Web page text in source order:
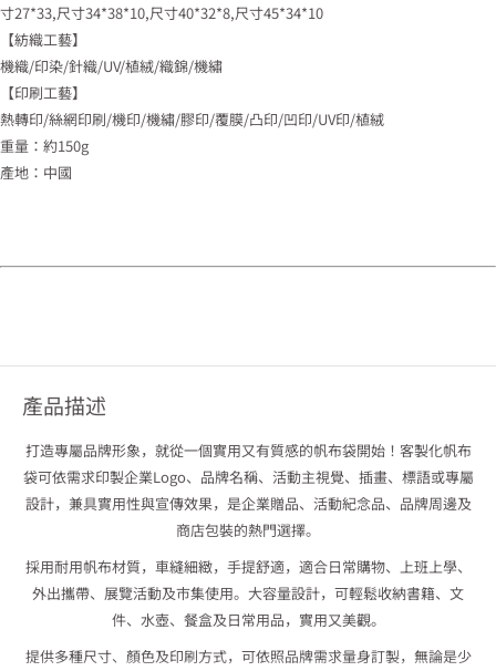
寸27*33,尺寸34*38*10,尺寸40*32*8,尺寸45*34*10
【紡織工藝】
機織/印染/針織/UV/植絨/織錦/機繡
【印刷工藝】
熱轉印/絲網印刷/機印/機繡/膠印/覆膜/凸印/凹印/UV印/植絨
重量：約150g
產地：中國
產品描述
打造專屬品牌形象，就從一個實用又有質感的帆布袋開始！客製化帆布
袋可依需求印製企業Logo、品牌名稱、活動主視覺、插畫、標語或專屬
設計，兼具實用性與宣傳效果，是企業贈品、活動紀念品、品牌周邊及
商店包裝的熱門選擇。
採用耐用帆布材質，車縫細緻，手提舒適，適合日常購物、上班上學、
外出攜帶、展覽活動及市集使用。大容量設計，可輕鬆收納書籍、文
件、水壺、餐盒及日常用品，實用又美觀。
提供多種尺寸、顏色及印刷方式，可依照品牌需求量身訂製，無論是少